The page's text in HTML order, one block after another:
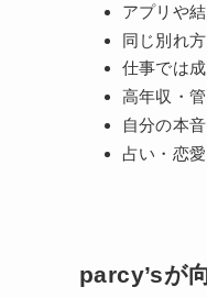
アプリや
同じ別れ
仕事では
高年収・
自分の本
占い・恋
parcy’sが